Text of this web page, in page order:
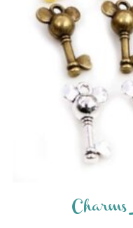
Charms